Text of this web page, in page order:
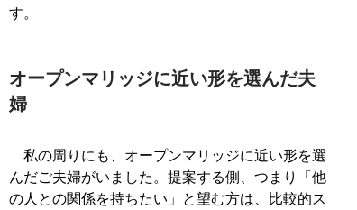
す。
オープンマリッジに近い形を選んだ夫
婦
私の周りにも、オープンマリッジに近い形を選
んだご夫婦がいました。提案する側、つまり「他
の人との関係を持ちたい」と望む方は、比較的ス